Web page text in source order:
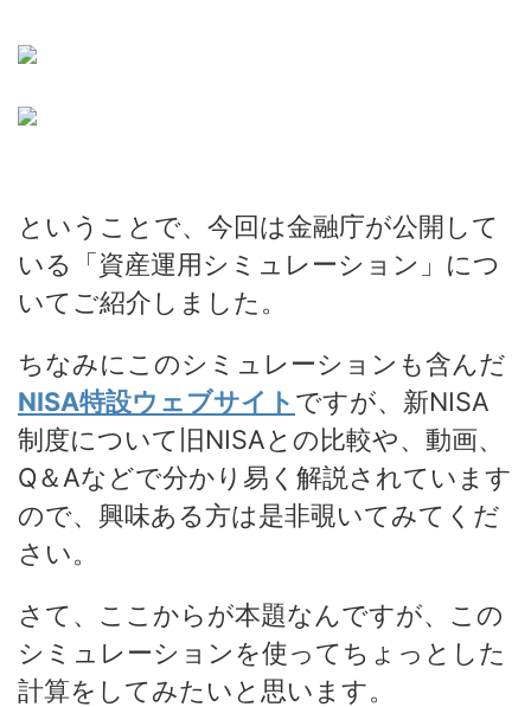
ということで、今回は金融庁が公開して
いる「資産運用シミュレーション」につ
いてご紹介しました。
ちなみにこのシミュレーションも含んだ
NISA特設ウェブサイト ですが、新NISA
制度について旧NISAとの比較や、動画、
Q＆Aなどで分かり易く解説されています
ので、興味ある方は是非覗いてみてくだ
さい。
さて、ここからが本題なんですが、この
シミュレーションを使ってちょっとした
計算をしてみたいと思います。